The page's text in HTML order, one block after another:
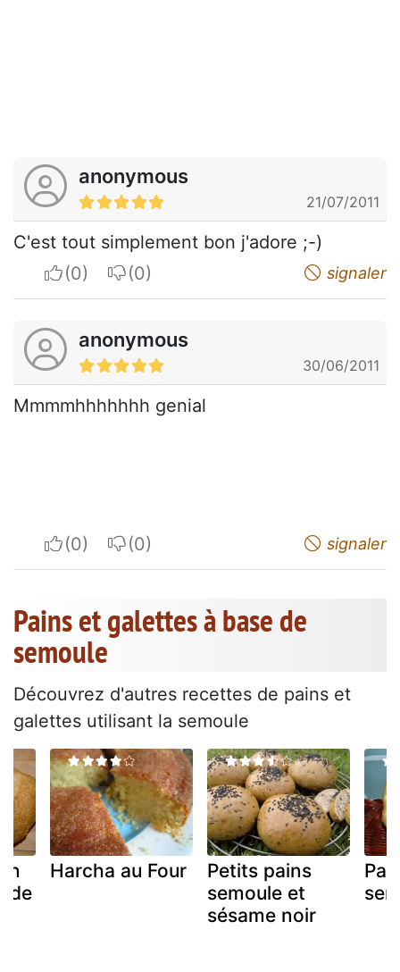
anonymous
21/07/2011
C'est tout simplement bon j'adore ;-)
I apreciateI do not appreciate signaler
anonymous
30/06/2011
Mmmmhhhhhhh genial
I apreciateI do not appreciate signaler
Pains et galettes à base de
semoule
Découvrez d'autres recettes de pains et
galettes utilisant la semoule
de
Harcha au Four
Petits pains
semoule et
sésame noir